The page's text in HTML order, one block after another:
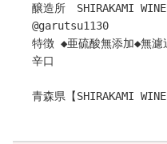
またSHINDO WINESはの
インの品種とし、日本の夏
軽快でグビグビ楽しめる
『福岡県』の可能性を信
する事で可能にする高温多
引用：ドメーヌ ケロス
醸造所 SHIRAKAMI
@garutsu1130
特徴 ◆亜硫酸無添加◆無
辛口
青森県【SHIRAKAMI